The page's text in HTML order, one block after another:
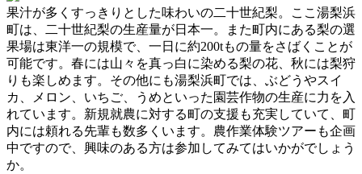
果汁が多くすっきりとした味わいの二十世紀梨。ここ湯梨浜
町は、二十世紀梨の生産量が日本一。また町内にある梨の選
果場は東洋一の規模で、一日に約200tもの量をさばくことが
可能です。春には山々を真っ白に染める梨の花、秋には梨狩
りも楽しめます。その他にも湯梨浜町では、ぶどうやスイ
カ、メロン、いちご、うめといった園芸作物の生産に力を入
れています。新規就農に対する町の支援も充実していて、町
内には頼れる先輩も数多くいます。農作業体験ツアーも企画
中ですので、興味のある方は参加してみてはいかがでしょう
か。